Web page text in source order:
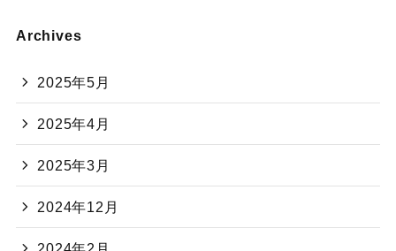
Archives
2025年5月
2025年4月
2025年3月
2024年12月